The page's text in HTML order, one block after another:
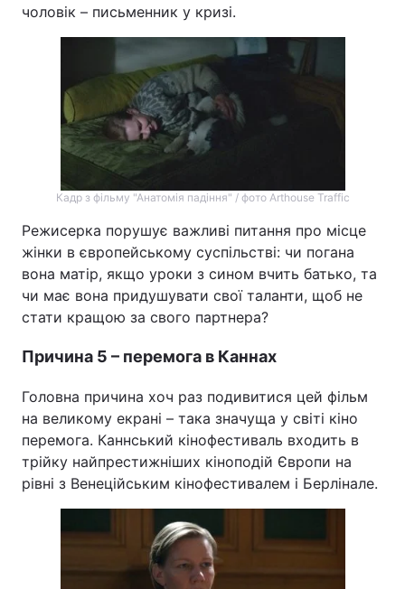
чоловік – письменник у кризі.
Кадр з фільму "Анатомія падіння" / фото Arthouse Traffic
Режисерка порушує важливі питання про місце
жінки в європейському суспільстві: чи погана
вона матір, якщо уроки з сином вчить батько, та
чи має вона придушувати свої таланти, щоб не
стати кращою за свого партнера?
Причина 5 – перемога в Каннах
Головна причина хоч раз подивитися цей фільм
на великому екрані – така значуща у світі кіно
перемога. Каннський кінофестиваль входить в
трійку найпрестижніших кіноподій Європи на
рівні з Венеційським кінофестивалем і Берлінале.